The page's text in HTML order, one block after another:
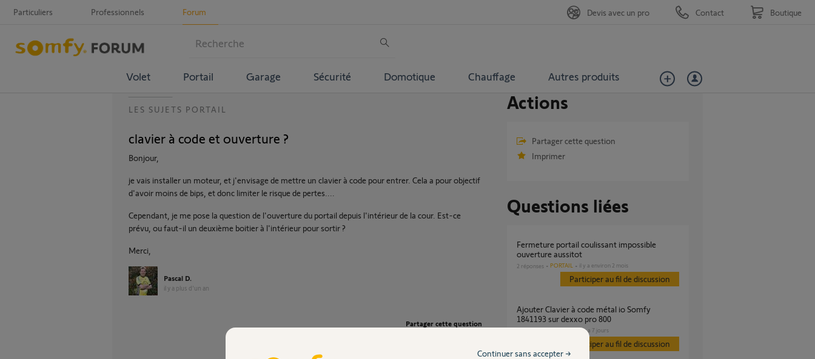
Particuliers Professionnels Forum
Volet Portail Garage Sécurité Domotique Chauffage Autres produits
Devis avec un pro Contact Boutique
LES SUJETS PORTAIL
clavier à code et ouverture ?
Bonjour,
je vais installer un moteur, et j'envisage de mettre un clavier à code pour entrer. Cela a pour objectif
d'avoir moins de bips, et donc limiter le risque de pertes....
Cependant, je me pose la question de l'ouverture du portail depuis l'intérieur de la cour. Est-ce
prévu, ou faut-il un deuxième boitier à l'intérieur pour sortir ?
Merci,
Pascal D.
il y a plus d'un an
Partager cette question
Actions
Partager cette question
Imprimer
Questions liées
Fermeture portail coulissant impossible
ouverture aussitot
2 réponses PORTAIL il y a environ 2 mois
Participer au fil de discussion
Ajouter Clavier à code métal io Somfy
1841193 sur dexxo pro 800
GARAGE il y a 7 jours
Participer au fil de discussion
Continuer sans accepter →